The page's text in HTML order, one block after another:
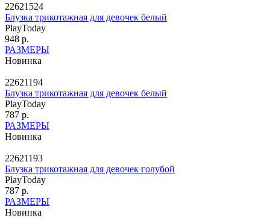
22621524
Блузка трикотажная для девочек белый
PlayToday
948 р.
РАЗМЕРЫ
Новинка
22621194
Блузка трикотажная для девочек белый
PlayToday
787 р.
РАЗМЕРЫ
Новинка
22621193
Блузка трикотажная для девочек голубой
PlayToday
787 р.
РАЗМЕРЫ
Новинка